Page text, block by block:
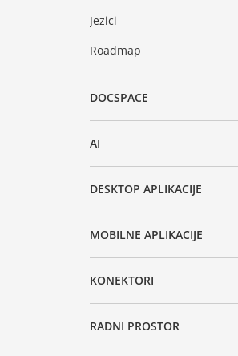
Jezici
Roadmap
DOCSPACE
AI
DESKTOP APLIKACIJE
MOBILNE APLIKACIJE
KONEKTORI
RADNI PROSTOR